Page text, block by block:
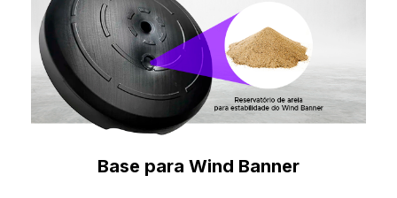
Base para Wind Banner